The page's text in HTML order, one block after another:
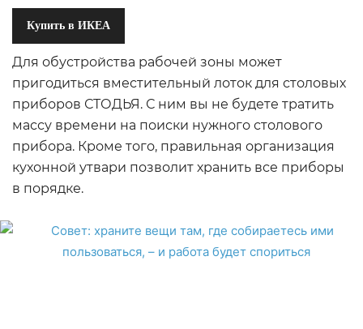
Купить в ИКЕА
Для обустройства рабочей зоны может
пригодиться вместительный лоток для столовых
приборов СТОДЬЯ. С ним вы не будете тратить
массу времени на поиски нужного столового
прибора. Кроме того, правильная организация
кухонной утвари позволит хранить все приборы
в порядке.